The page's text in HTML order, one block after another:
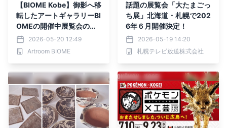
【BIOME Kobe】御影へ移
転したアートギャラリーBI
OMEの開催中展覧会のご
案内です。 移転後初とな
る展覧会は、東京中心に世
界中で活躍する画家であ
内達朗の個展。いよいよ中
盤にさしかかりました。
2026-05-20 12:49
Artroom BIOME
話題の展覧会「大たまごっ
ち展」北海道・札幌で202
6年６月開催決定！
2026-05-19 14:20
札幌テレビ放送株式会社